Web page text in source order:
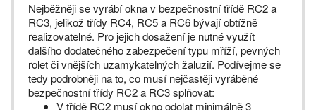
Nejběžněji se vyrábí okna v bezpečnostní třídě RC2 a
RC3, jelikož třídy RC4, RC5 a RC6 bývají obtížně
realizovatelné. Pro jejich dosažení je nutné využít
dalšího dodatečného zabezpečení typu mříží, pevných
rolet či vnějších uzamykatelných žaluzií. Podívejme se
tedy podrobněji na to, co musí nejčastěji vyráběné
bezpečnostní třídy RC2 a RC3 splňovat:
V třídě RC2 musí okno odolat minimálně 3